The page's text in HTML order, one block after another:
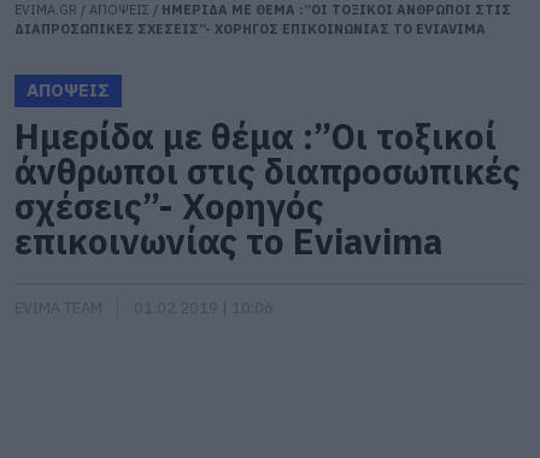
EVIMA.GR / ΑΠΟΨΕΙΣ / ΗΜΕΡΙΔΑ ΜΕ ΘΕΜΑ :”ΟΙ ΤΟΞΙΚΟΙ ΑΝΘΡΩΠΟΙ ΣΤΙΣ
ΔΙΑΠΡΟΣΩΠΙΚΕΣ ΣΧΕΣΕΙΣ”- ΧΟΡΗΓΟΣ ΕΠΙΚΟΙΝΩΝΙΑΣ ΤΟ EVIAVIMA
ΑΠΟΨΕΙΣ
Ημερίδα με θέμα :”Οι τοξικοί
άνθρωποι στις διαπροσωπικές
σχέσεις”- Χορηγός
επικοινωνίας το Eviavima